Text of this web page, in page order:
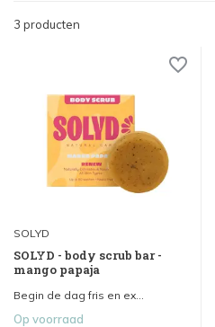
3 producten
SOLYD
SOLYD - body scrub bar -
mango papaja
Begin de dag fris en ex...
Op voorraad